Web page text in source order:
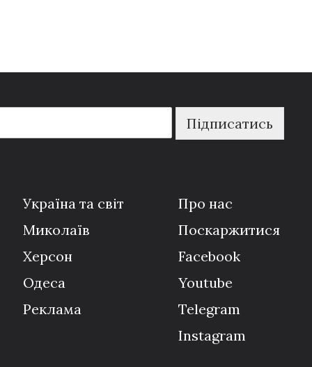
Підписатись
Україна та світ
Миколаїв
Херсон
Одеса
Реклама
Про нас
Поскаржитися
Facebook
Youtube
Telegram
Instagram